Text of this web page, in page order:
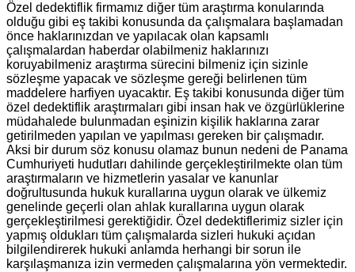
Özel dedektiflik firmamız diğer tüm araştırma konularında
olduğu gibi eş takibi konusunda da çalışmalara başlamadan
önce haklarınızdan ve yapılacak olan kapsamlı
çalışmalardan haberdar olabilmeniz haklarınızı
koruyabilmeniz araştırma sürecini bilmeniz için sizinle
sözleşme yapacak ve sözleşme gereği belirlenen tüm
maddelere harfiyen uyacaktır. Eş takibi konusunda diğer tüm
özel dedektiflik araştırmaları gibi insan hak ve özgürlüklerine
müdahalede bulunmadan eşinizin kişilik haklarına zarar
getirilmeden yapılan ve yapılması gereken bir çalışmadır.
Aksi bir durum söz konusu olamaz bunun nedeni de Panama
Cumhuriyeti hudutları dahilinde gerçekleştirilmekte olan tüm
araştırmaların ve hizmetlerin yasalar ve kanunlar
doğrultusunda hukuk kurallarına uygun olarak ve ülkemiz
genelinde geçerli olan ahlak kurallarına uygun olarak
gerçekleştirilmesi gerektiğidir. Özel dedektiflerimiz sizler için
yapmış oldukları tüm çalışmalarda sizleri hukuki açıdan
bilgilendirerek hukuki anlamda herhangi bir sorun ile
karşılaşmanıza izin vermeden çalışmalarına yön vermektedir.